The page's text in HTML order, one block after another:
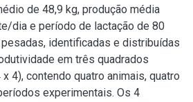
de 48,9 kg, produção média
dia e período de lactação de 80
identificadas e distribuídas
em três quadrados
4), contendo quatro animais, quatro
experimentais. Os 4